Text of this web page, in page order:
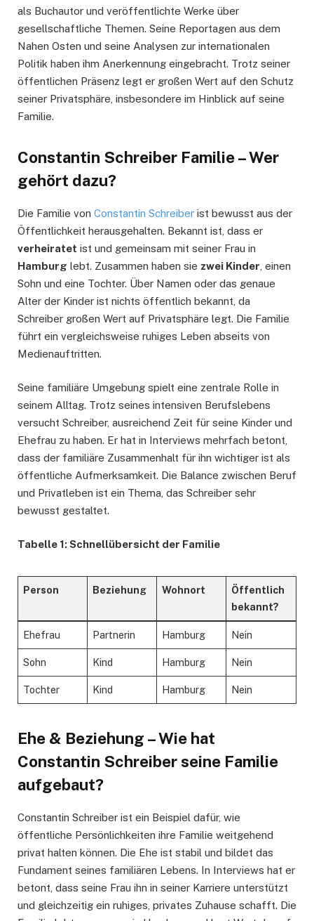
als Buchautor und veröffentlichte Werke über
gesellschaftliche Themen. Seine Reportagen aus dem
Nahen Osten und seine Analysen zur internationalen
Politik haben ihm Anerkennung eingebracht. Trotz seiner
öffentlichen Präsenz legt er großen Wert auf den Schutz
seiner Privatsphäre, insbesondere im Hinblick auf seine
Familie.
Constantin Schreiber Familie – Wer
gehört dazu?
Die Familie von Constantin Schreiber ist bewusst aus der
Öffentlichkeit herausgehalten. Bekannt ist, dass er
verheiratet ist und gemeinsam mit seiner Frau in
Hamburg lebt. Zusammen haben sie zwei Kinder , einen
Sohn und eine Tochter. Über Namen oder das genaue
Alter der Kinder ist nichts öffentlich bekannt, da
Schreiber großen Wert auf Privatsphäre legt. Die Familie
führt ein vergleichsweise ruhiges Leben abseits von
Medienauftritten.
Seine familiäre Umgebung spielt eine zentrale Rolle in
seinem Alltag. Trotz seines intensiven Berufslebens
versucht Schreiber, ausreichend Zeit für seine Kinder und
Ehefrau zu haben. Er hat in Interviews mehrfach betont,
dass der familiäre Zusammenhalt für ihn wichtiger ist als
öffentliche Aufmerksamkeit. Die Balance zwischen Beruf
und Privatleben ist ein Thema, das Schreiber sehr
bewusst gestaltet.
Tabelle 1: Schnellübersicht der Familie
Person Beziehung Wohnort
Öffentlich
bekannt?
Ehefrau Partnerin Hamburg Nein
Sohn Kind Hamburg Nein
Tochter Kind Hamburg Nein
Ehe & Beziehung – Wie hat
Constantin Schreiber seine Familie
aufgebaut?
Constantin Schreiber ist ein Beispiel dafür, wie
öffentliche Persönlichkeiten ihre Familie weitgehend
privat halten können. Die Ehe ist stabil und bildet das
Fundament seines familiären Lebens. In Interviews hat er
betont, dass seine Frau ihn in seiner Karriere unterstützt
und gleichzeitig ein ruhiges, privates Zuhause schafft. Die